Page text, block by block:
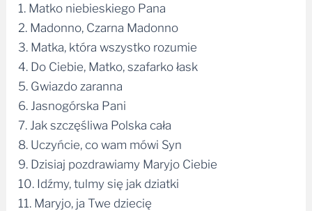
1. Matko niebieskiego Pana
2. Madonno, Czarna Madonno
3. Matka, która wszystko rozumie
4. Do Ciebie, Matko, szafarko łask
5. Gwiazdo zaranna
6. Jasnogórska Pani
7. Jak szczęśliwa Polska cała
8. Uczyńcie, co wam mówi Syn
9. Dzisiaj pozdrawiamy Maryjo Ciebie
10. Idźmy, tulmy się jak dziatki
11. Maryjo, ja Twe dziecię